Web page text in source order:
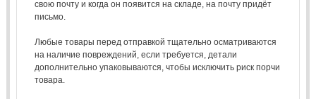
свою почту и когда он появится на складе, на почту придёт
письмо.
Любые товары перед отправкой тщательно осматриваются
на наличие повреждений, если требуется, детали
дополнительно упаковываются, чтобы исключить риск порчи
товара.